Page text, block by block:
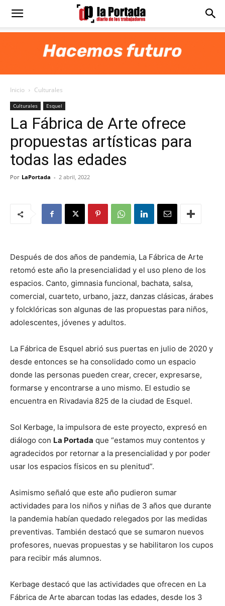
Diario
Portada
Inicio Culturales
Culturales Esquel
La Fábrica de Arte ofrece
propuestas artísticas para
todas las edades
Por LaPortada - 2 abril, 2022
Después de dos años de pandemia, La Fábrica de Arte
retomó este año la presencialidad y el uso pleno de los
espacios. Canto, gimnasia funcional, bachata, salsa,
comercial, cuarteto, urbano, jazz, danzas clásicas, árabes
y folcklóricas son algunas de las propuestas para niños,
adolescentes, jóvenes y adultos.
La Fábrica de Esquel abrió sus puertas en julio de 2020 y
desde entonces se ha consolidado como un espacio
donde las personas pueden crear, crecer, expresarse,
formarse y encontrarse a uno mismo. El estudio se
encuentra en Rivadavia 825 de la ciudad de Esquel.
Sol Kerbage, la impulsora de este proyecto, expresó en
diálogo con La Portada que “estamos muy contentos y
agradecidos por retornar a la presencialidad y por poder
usar los espacios físicos en su plenitud”.
Asimismo señaló que este año pudieron sumar
actividades para los niños y niñas de 3 años que durante
la pandemia habían quedado relegados por las medidas
preventivas. También destacó que se sumaron nuevos
profesores, nuevas propuestas y se habilitaron los cupos
para recibir más alumnos.
Kerbage destacó que las actividades que ofrecen en La
Fábrica de Arte abarcan todas las edades, desde los 3